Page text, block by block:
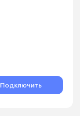
Подключить